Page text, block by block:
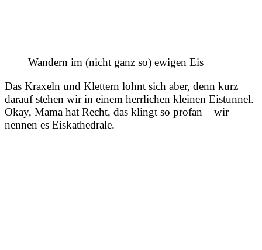
Wandern im (nicht ganz so) ewigen Eis
Das Kraxeln und Klettern lohnt sich aber, denn kurz
darauf stehen wir in einem herrlichen kleinen Eistunnel.
Okay, Mama hat Recht, das klingt so profan – wir
nennen es Eiskathedrale.